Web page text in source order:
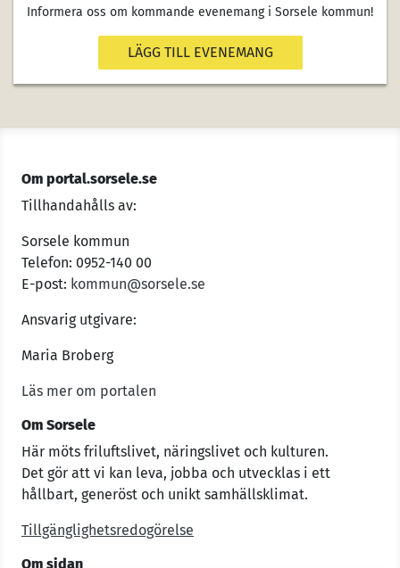
Informera oss om kommande evenemang i Sorsele kommun!
LÄGG TILL EVENEMANG
Om portal.sorsele.se
Tillhandahålls av:
Sorsele kommun
Telefon: 0952-140 00
E-post: kommun@sorsele.se
Ansvarig utgivare:
Maria Broberg
Läs mer om portalen
Om Sorsele
Här möts friluftslivet, näringslivet och kulturen.
Det gör att vi kan leva, jobba och utvecklas i ett
hållbart, generöst och unikt samhällsklimat.
Tillgänglighetsredogörelse
Om sidan